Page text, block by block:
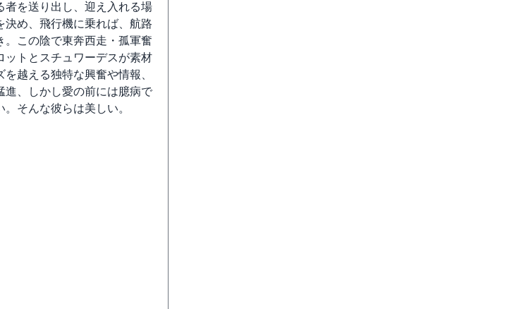
者を送り出し、迎え入れる場
決め、飛行機に乗れば、航路
この陰で東奔西走・孤軍奮
ットとスチュワーデスが素材
越える独特な興奮や情報、
、しかし愛の前には臆病で
そんな彼らは美しい。